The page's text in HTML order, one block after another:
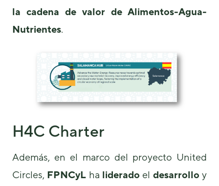
la cadena de valor de Alimentos-Agua-
Nutrientes
H4C Charter
Además, en el marco del proyecto United
Circles, FPNCyL ha liderado el desarrolloy